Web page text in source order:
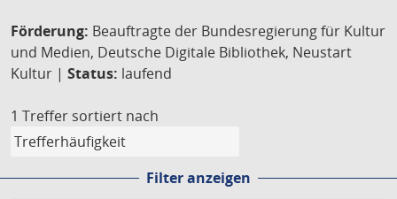
Förderung: Beauftragte der Bundesregierung für Kultur
und Medien, Deutsche Digitale Bibliothek, Neustart
Kultur | Status: laufend
1 Treffer sortiert nach
Filter anzeigen